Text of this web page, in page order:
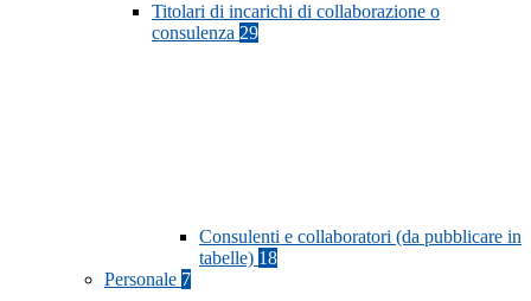
Titolari di incarichi di collaborazione o
consulenza 29
Consulenti e collaboratori (da pubblicare in
tabelle) 18
Personale 7